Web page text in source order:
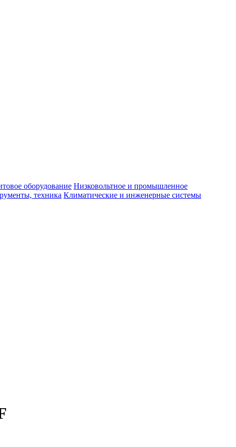
оборудование Низковольтное и промышленное
техника Климатические и инженерные системы